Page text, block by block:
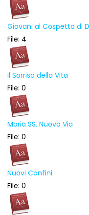
Giovani al Cospetto di
File: 4
Il Sorriso della Vita
File: 0
Maria SS. Nuova Via
File: 0
Nuovi Confini
File: 0